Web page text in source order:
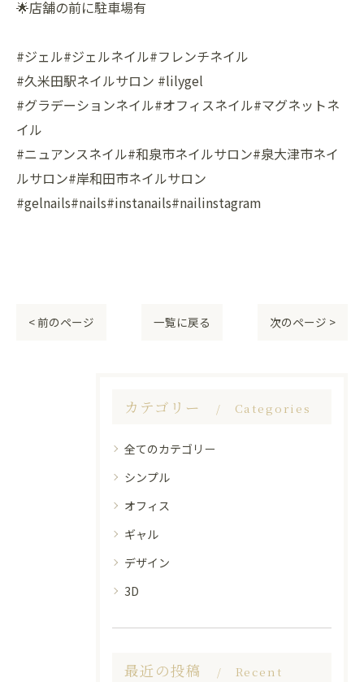
🌟店舗の前に駐車場有
#ジェル#ジェルネイル#フレンチネイル
#久米田駅ネイルサロン #lilygel
#グラデーションネイル#オフィスネイル#マグネットネ
イル
#ニュアンスネイル#和泉市ネイルサロン#泉大津市ネイ
ルサロン#岸和田市ネイルサロン
#gelnails#nails#instanails#nailinstagram
< 前のページ 一覧に戻る 次のページ >
カテゴリー Categories
全てのカテゴリー
シンプル
オフィス
ギャル
デザイン
3D
最近の投稿
Recent